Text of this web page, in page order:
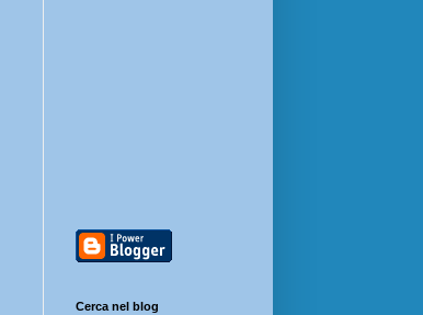
Cerca nel blog